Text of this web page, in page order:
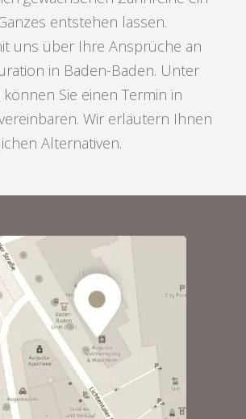
entstehen lassen.
uns über Ihre Ansprüche an
in Baden-Baden. Unter
können Sie einen Termin in
Wir erläutern Ihnen
Alternativen.